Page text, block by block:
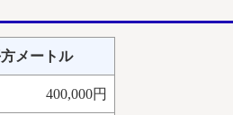
メートル
400,000円